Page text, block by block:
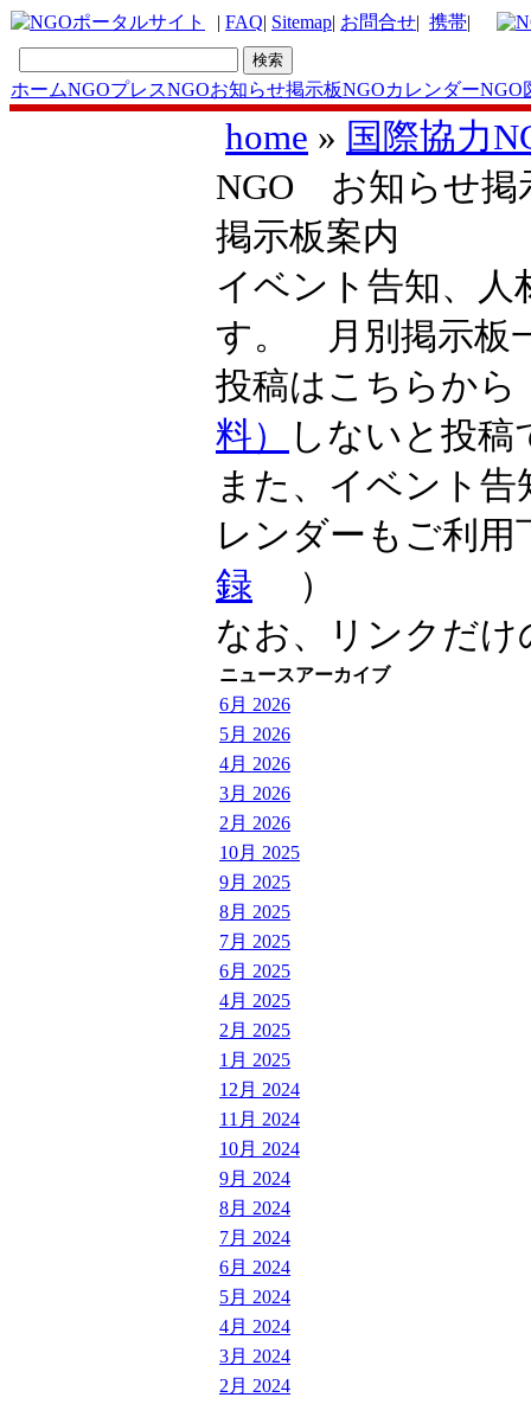
| FAQ| Sitemap| お問合せ| 携帯|
ホームNGOプレスNGOお知らせ掲示板NGOカレンダーNGO
home » 国際協力
NGO お知らせ掲
掲示板案内
イベント告知、人
す。 月別掲示
投稿はこちらか
料）
しないと投
また、イベント
レンダーもご利
録 ）
なお、リンクだ
ニュースアーカイブ
6月 2026
5月 2026
4月 2026
3月 2026
2月 2026
10月 2025
9月 2025
8月 2025
7月 2025
6月 2025
4月 2025
2月 2025
1月 2025
12月 2024
11月 2024
10月 2024
9月 2024
8月 2024
7月 2024
6月 2024
5月 2024
4月 2024
3月 2024
2月 2024